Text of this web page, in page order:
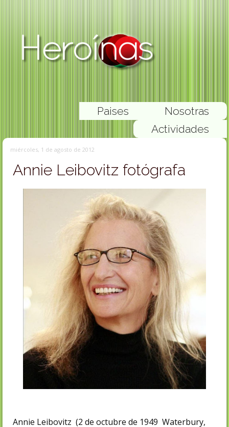
Nosotras
Paises
Actividades
miércoles, 1 de agosto de 2012
Annie Leibovitz fotógrafa
Annie Leibovitz (2 de octubre de 1949 Waterbury,